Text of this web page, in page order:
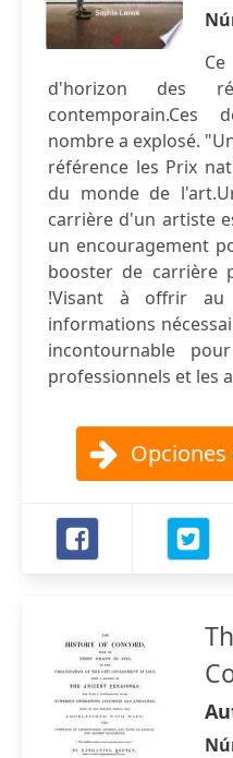
d'horizon des
contemporain.Ces
nombre a explosé.
référence les Prix
du monde de
carrière d'un artiste
un encouragement
booster de carrière
!Visant à offrir au
informations
incontournable
professionnels et les
Opciones